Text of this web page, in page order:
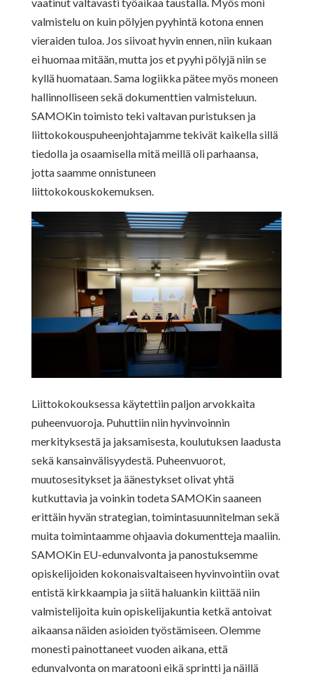
valmistelu on kuin pölyjen pyyhintä kotona ennen
vieraiden tuloa. Jos siivoat hyvin ennen, niin kukaan
ei huomaa mitään, mutta jos et pyyhi pölyjä niin se
kyllä huomataan. Sama logiikka pätee myös moneen
hallinnolliseen sekä dokumenttien valmisteluun.
SAMOKin toimisto teki valtavan puristuksen ja
liittokokouspuheenjohtajamme tekivät kaikella sillä
tiedolla ja osaamisella mitä meillä oli parhaansa,
jotta saamme onnistuneen
liittokokouskokemuksen.
Liittokokouksessa käytettiin paljon arvokkaita
puheenvuoroja. Puhuttiin niin hyvinvoinnin
merkityksestä ja jaksamisesta, koulutuksen laadusta
sekä kansainvälisyydestä. Puheenvuorot,
muutosesitykset ja äänestykset olivat yhtä
kutkuttavia ja voinkin todeta SAMOKin saaneen
erittäin hyvän strategian, toimintasuunnitelman sekä
muita toimintaamme ohjaavia dokumentteja maaliin.
SAMOKin EU-edunvalvonta ja panostuksemme
opiskelijoiden kokonaisvaltaiseen hyvinvointiin ovat
entistä kirkkaampia ja siitä haluankin kiittää niin
valmistelijoita kuin opiskelijakuntia ketkä antoivat
aikaansa näiden asioiden työstämiseen. Olemme
monesti painottaneet vuoden aikana, että
edunvalvonta on maratooni eikä sprintti ja näillä